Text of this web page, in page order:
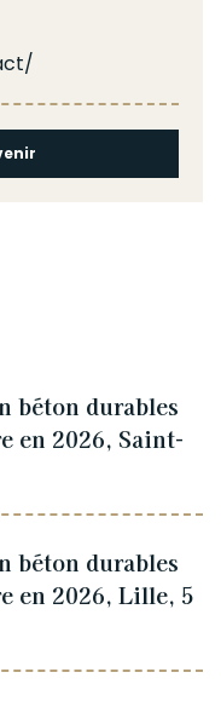
béton durables
en 2026, Saint-
béton durables
en 2026, Lille, 5